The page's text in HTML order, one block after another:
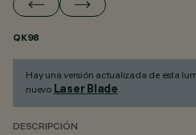
QK98
Hay una versión actualizada de esta
nuevo Laser Blade.
DESCRIPCIÓN